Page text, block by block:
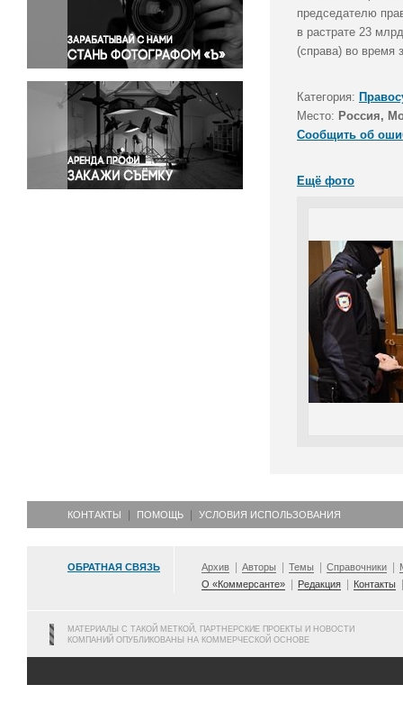
Правосудие
Происшествия и конфликты
Религия
Светская жизнь
Спорт
Экология
Экономика и бизнес
председателю
в растрате 23
(справа) во время
Категория:
Место: Россия,
Сообщить об
Ещё фото
КОНТАКТЫ ПОМОЩЬ УСЛОВИЯ ИСПОЛЬЗОВАНИЯ
ОБРАТНАЯ СВЯЗЬ Архив Авторы Темы Справочники
О «Коммерсанте»
Редакция Контакты
МАТЕРИАЛЫ С ТАКОЙ МЕТКОЙ, ПАРТНЕРСКИЕ ПРОЕКТЫ И НОВОСТИ
КОМПАНИЙ ОПУБЛИКОВАНЫ НА КОММЕРЧЕСКОЙ ОСНОВЕ